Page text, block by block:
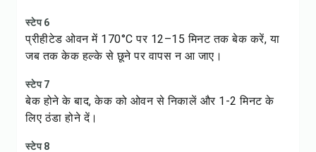
स्टेप 6
प्रीहीटेड ओवन में 170°C पर 12–15 मिनट तक बेक करें, या
जब तक केक हल्के से छूने पर वापस न आ जाए।
स्टेप 7
बेक होने के बाद, केक को ओवन से निकालें और 1-2 मिनट के
लिए ठंडा होने दें।
स्टेप 8